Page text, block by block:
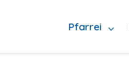
Pfarrei